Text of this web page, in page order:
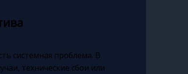
системная проблема. В
технические сбои или